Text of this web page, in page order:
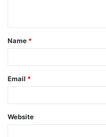
t
*
Name *
Email *
Website